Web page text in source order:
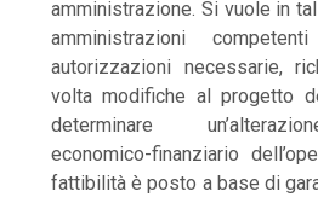
amministrazione. Si vuole in
amministrazioni
autorizzazioni necessarie,
volta modifiche al progetto
determinare
economico-finanziario
fattibilità è posto a base di